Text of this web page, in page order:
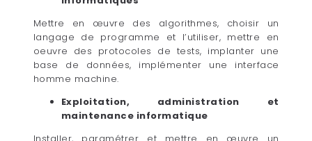
Mettre en œuvre des algorithmes, choisir un
langage de programme et l’utiliser, mettre en
oeuvre des protocoles de tests, implanter une
base de données, implémenter une interface
homme machine.
Exploitation, administration et
maintenance informatique
Installer, paramétrer et mettre en œuvre un